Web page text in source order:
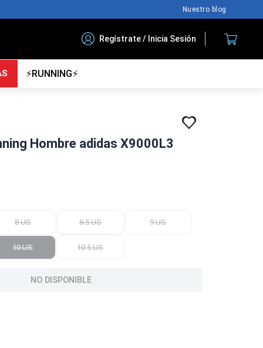
Nuestro blog
Regístrate / Inicia Sesión
⚡RUNNING⚡
Hombre adidas X9000L3
8 US 8.5 US 9 US
10 US 10.5 US
NO DISPONIBLE